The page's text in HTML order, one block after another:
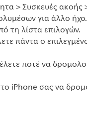
> Συσκευές
για άλλο ήχο.
τη λίστα επιλογών.
πάντα ο
ποτέ να
iPhone σας να